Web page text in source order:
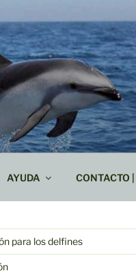
AYUDA CONTACTO
para los delfines